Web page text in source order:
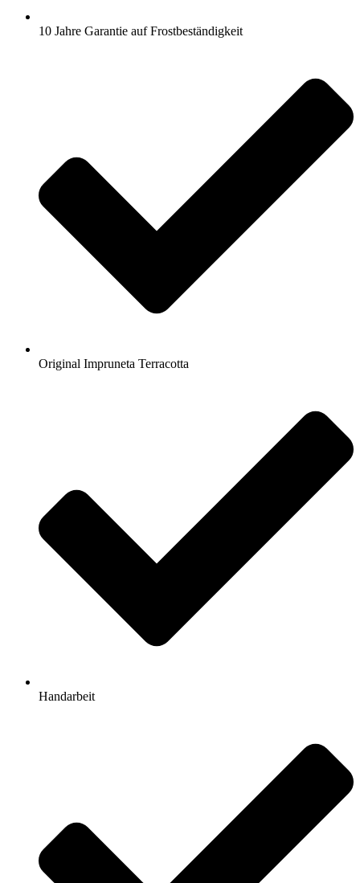
10 Jahre Garantie auf Frostbeständigkeit
Original Impruneta Terracotta
Handarbeit